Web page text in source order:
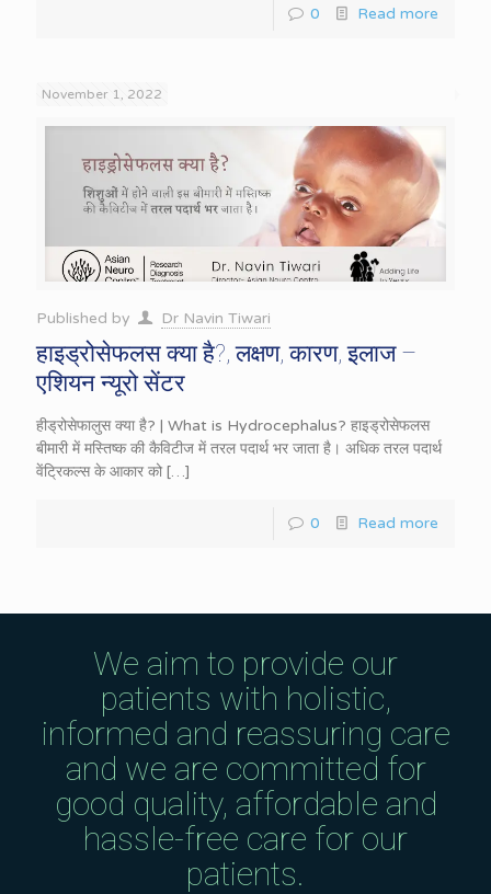
0 Read more
November 1, 2022
Published by Dr Navin Tiwari
हाइड्रोसेफलस क्या है?, लक्षण, कारण, इलाज –
एशियन न्यूरो सेंटर
हीड्रोसेफालुस क्या है? | What is Hydrocephalus? हाइड्रोसेफलस
बीमारी में मस्तिष्क की कैविटीज में तरल पदार्थ भर जाता है। अधिक तरल पदार्थ
वेंट्रिकल्स के आकार को […]
0 Read more
We aim to provide our
patients with holistic,
informed and reassuring care
and we are committed for
good quality, affordable and
hassle-free care for our
patients.